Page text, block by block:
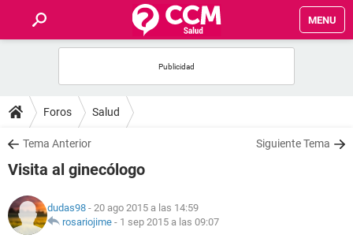
MENU
FOROS
SALUD
NUTRICIÓN
Foros Salud
Tema Anterior Siguiente Tema
Visita al ginecólogo
dudas98 - 20 ago 2015 a las 14:59
rosariojime - 1 sep 2015 a las 09:07